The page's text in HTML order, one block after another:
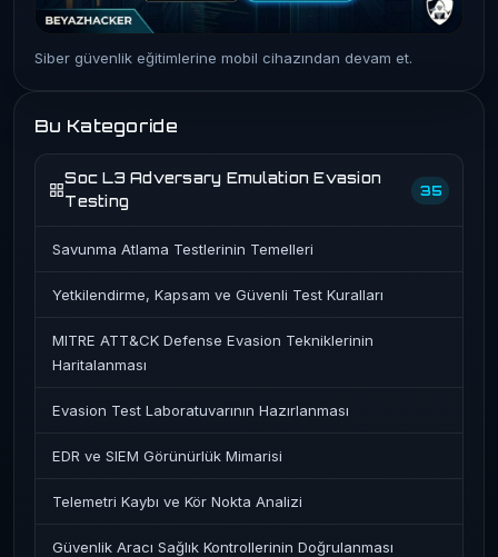
Siber güvenlik eğitimlerine mobil cihazından devam et.
Bu Kategoride
Soc L3 Adversary Emulation Evasion
Testing
35
Savunma Atlama Testlerinin Temelleri
Yetkilendirme, Kapsam ve Güvenli Test Kuralları
MITRE ATT&CK Defense Evasion Tekniklerinin
Haritalanması
Evasion Test Laboratuvarının Hazırlanması
EDR ve SIEM Görünürlük Mimarisi
Telemetri Kaybı ve Kör Nokta Analizi
Güvenlik Aracı Sağlık Kontrollerinin Doğrulanması